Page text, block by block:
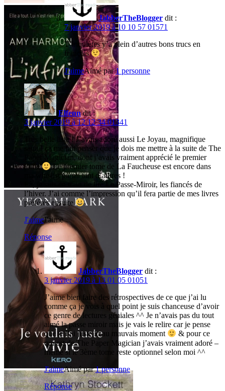
JabberTheBlogger dit :
7 janvier 2019 à 10 10 57 01571
T’inquiètes y’a plein d’autres bons trucs en
français
J'aimeAimé par1 personne
Elfenn dit :
3 janvier 2019 à 12 12 34 01341
Très belle liste ! J’avais adoré aussi Le Joyau, magnifique
saga ! ça me fait penser que je dois me mettre à la suite de The
Paper Magician, dont j’avais vraiment apprécié le premier
tome
Le premier tome de La Faucheuse est encore dans
ma whislist parmi tant d’autres !
Là, je suis en train de lire Le Passe-Miroir, les fiancés de
l’hiver. J’ai comme l’impression qu’il fera partie de mes livres
préférés ensuite
J'aimeJ'aime
Réponse
JabberTheBlogger dit :
3 janvier 2019 à 13 01 05 01051
J’aime bien faire des rétrospectives de ce que j’ai lu
comme ça je vois à quel point je suis chanceuse d’avoir
ce genre de lectures géniales ^^ Je n’avais pas du tout
aimé la passe miroir mais je vais le relire car je pense
que je l’ai juste lu au mauvais moment
& pour ce
qui est de The Paper Magician j’avais vraiment adoré –
même si le 3ème tome reste optionnel selon moi ^^
J'aimeAimé par1 personne
Réponse